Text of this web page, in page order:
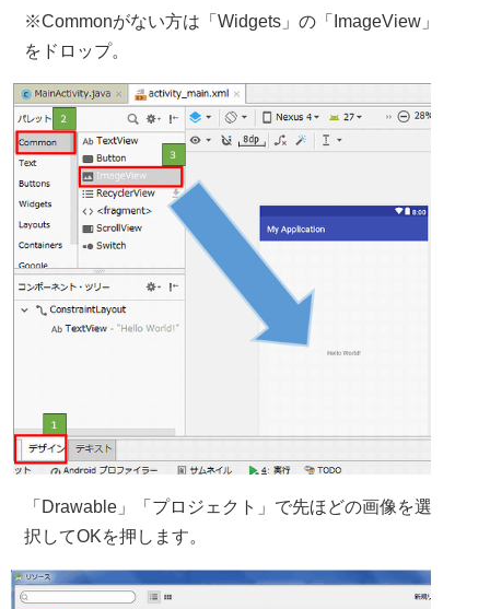
※Commonがない方は「Widgets」の「ImageView」
をドロップ。
「Drawable」「プロジェクト」で先ほどの画像を選
択してOKを押します。